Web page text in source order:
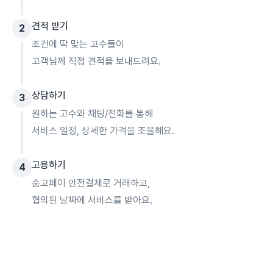
2
견적 받기
조건에 딱 맞는 고수들이
고객님께 직접 견적을 보내드려요.
3 상담하기
원하는 고수와 채팅/전화를 통해
서비스 일정, 상세한 가격을 조율해요.
4 고용하기
숨고페이 안전결제로 거래하고,
협의된 날짜에 서비스를 받아요.